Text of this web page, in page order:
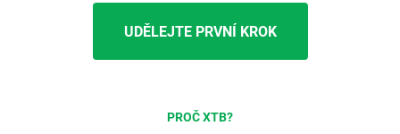
UDĚLEJTE PRVNÍ KROK
PROČ XTB?